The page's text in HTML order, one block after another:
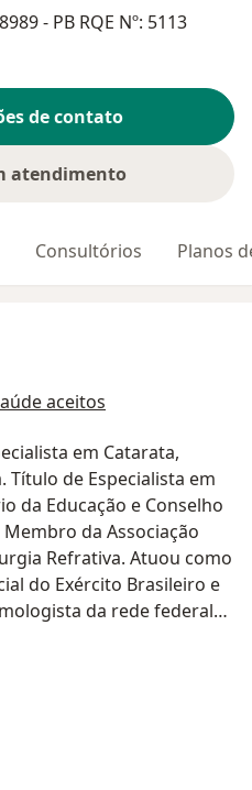
- PB RQE Nº: 5113
de contato
atendimento
Consultórios Planos
aceitos
em Catarata,
Título de Especialista em
da Educação e Conselho
da Associação
Atuou como
do Exército Brasileiro e
da rede federal
e dedicação. Agende